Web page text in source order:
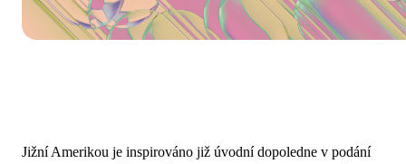
Jižní Amerikou je inspirováno již úvodní dopoledne v podání